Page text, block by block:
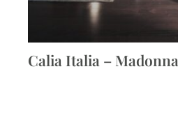
Calia Italia – Madonna